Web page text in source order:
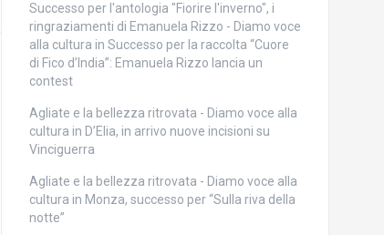
Successo per l'antologia "Fiorire l'inverno", i
ringraziamenti di Emanuela Rizzo - Diamo voce
alla cultura in Successo per la raccolta “Cuore
di Fico d’India”: Emanuela Rizzo lancia un
contest
Agliate e la bellezza ritrovata - Diamo voce alla
cultura in D’Elia, in arrivo nuove incisioni su
Vinciguerra
Agliate e la bellezza ritrovata - Diamo voce alla
cultura in Monza, successo per “Sulla riva della
notte”